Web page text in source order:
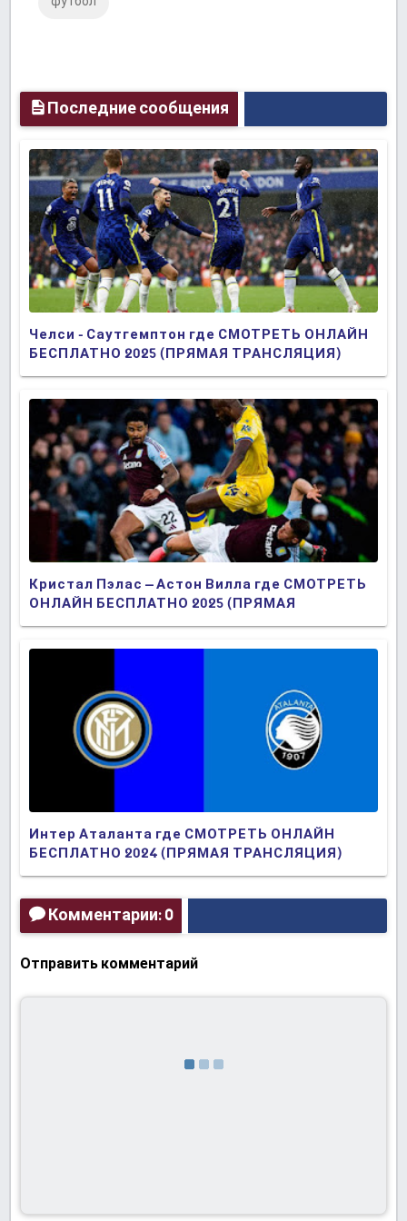
Последние сообщения
Челси - Саутгемптон где СМОТРЕТЬ ОНЛАЙН
БЕСПЛАТНО 2025 (ПРЯМАЯ ТРАНСЛЯЦИЯ)
Кристал Пэлас – Астон Вилла где СМОТРЕТЬ
ОНЛАЙН БЕСПЛАТНО 2025 (ПРЯМАЯ
ТРАНСЛЯЦИЯ)
Интер Аталанта где СМОТРЕТЬ ОНЛАЙН
БЕСПЛАТНО 2024 (ПРЯМАЯ ТРАНСЛЯЦИЯ)
Комментарии: 0
Отправить комментарий